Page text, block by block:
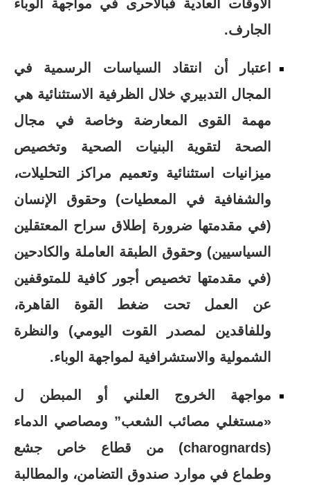
الأوقات العادية فبالأحرى في مواجهة الوباء
الجارف.
اعتبار أن انتقاد السياسات الرسمية في
المجال التدبيري خلال الظرفية الاستثنائية هي
مهمة القوى المعارضة وخاصة في مجال
الصحة لتقوية البنيات الصحية وتخصيص
ميزانيات استثنائية وتعميم مراكز التحليلات،
والشفافية في المعطيات) وحقوق الإنسان
(في مقدمتها ضرورة إطلاق سراح المعتقلين
السياسيين) وحقوق الطبقة العاملة والكادحين
(في مقدمتها تخصيص أجور كافية للمتوقفين
عن العمل تحت ضغط القوة القاهرة،
وللفاقدين لمصدر القوت اليومي) والنظرة
الشمولية والاستشرافية لمواجهة الوباء.
مواجهة الخروج العلني أو المبطن ل
«مستغلي مصائب الشعب” ومصاصي الدماء
(charognards) من قطاع خاص جشع
وطماع في موارد صندوق التضامن، والمطالبة